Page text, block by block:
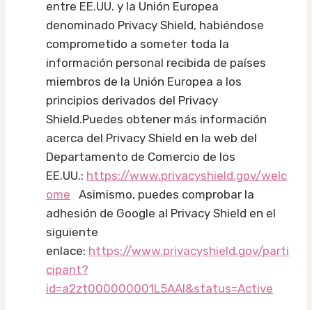
entre EE.UU. y la Unión Europea
denominado Privacy Shield, habiéndose
comprometido a someter toda la
información personal recibida de países
miembros de la Unión Europea a los
principios derivados del Privacy
Shield.Puedes obtener más información
acerca del Privacy Shield en la web del
Departamento de Comercio de los
EE.UU.: https://www.privacyshield.gov/welc
ome Asimismo, puedes comprobar la
adhesión de Google al Privacy Shield en el
siguiente
enlace: https://www.privacyshield.gov/parti
cipant?
id=a2zt000000001L5AAI&status=Active